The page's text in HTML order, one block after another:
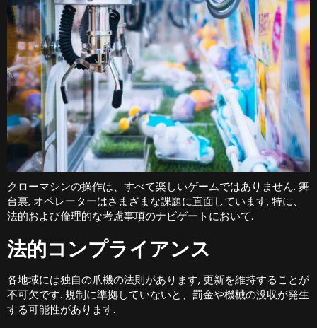
クローマシンの操作は、すべて楽しいゲームではありません. 舞
台裏, オペレーターはさまざまな課題に直面しています, 特に、
法的および倫理的な考慮事項のナビゲートにおいて.
法的コンプライアンス
各地域には独自の爪機の法則があります, 更新を維持することが
不可欠です. 規制に準拠していないと、罰金や機械の没収が発生
する可能性があります.